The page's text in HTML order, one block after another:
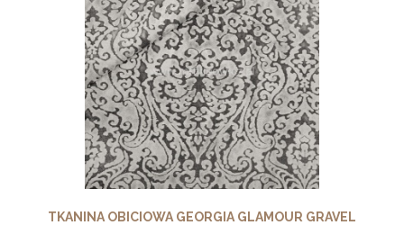
TKANINA OBICIOWA GEORGIA GLAMOUR GRAVEL